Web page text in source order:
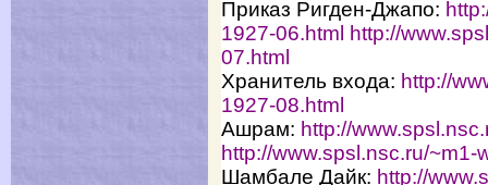
Приказ Ригден-Джапо:
1927-06.html http://
07.html
Хранитель входа: http://
1927-08.html
Ашрам: http://
http://www.spsl.nsc.ru/
Шамбале Дайк: http://